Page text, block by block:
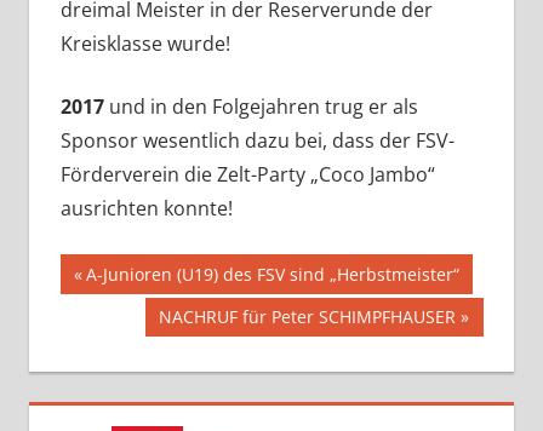
dreimal Meister in der Reserverunde der
Kreisklasse wurde!
2017und in den Folgejahren trug er als
Sponsor wesentlich dazu bei, dass der FSV-
Förderverein die Zelt-Party „Coco Jambo“
ausrichten konnte!
Beitragsnavigation
Vorheriger
Beitrag:
A-Junioren (U19) des FSV sind „Herbstmeister“
Nächster
Beitrag:
NACHRUF für Peter SCHIMPFHAUSER